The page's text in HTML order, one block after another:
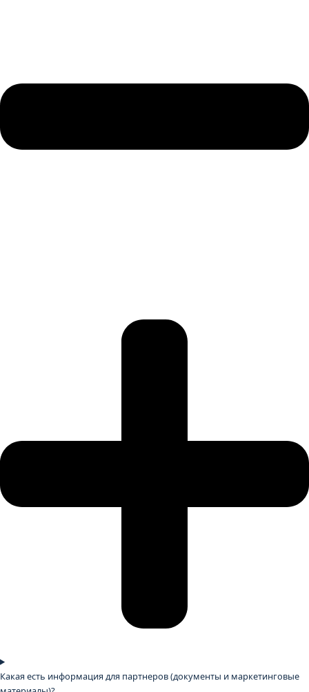
Какая есть информация для партнеров (документы и маркетинговые